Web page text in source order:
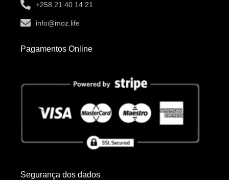
+258 21 40 14 21
info@moz.life
Pagamentos Online
Segurança dos dados